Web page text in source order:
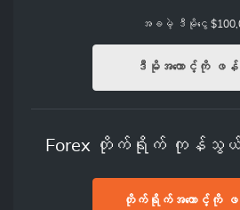
$100,000 အ
ဒီမိုအကောင့်ကို ဖန်တီ
Forex တိုက်ရိုက် ကုန်သွ
တိုက်ရိုက်အကောင့်ကို ဖ